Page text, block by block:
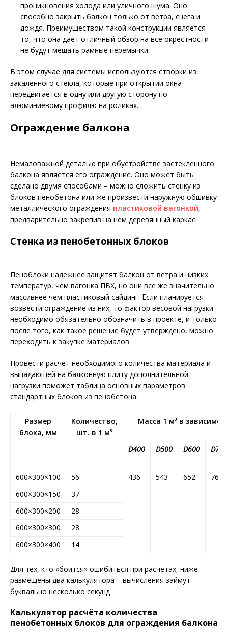
проникновения холода или уличного шума. Оно
способно закрыть балкон только от ветра, снега и
дождя. Преимуществом такой конструкции является
то, что она дает отличный обзор на все окрестности –
не будут мешать рамные перемычки.
В этом случае для системы используются створки из
закаленного стекла, которые при открытии окна
передвигается в одну или другую сторону по
алюминиевому профилю на роликах.
Ограждение балкона
Немаловажной деталью при обустройстве застекленного
балкона является его ограждение. Оно может быть
сделано двумя способами – можно сложить стенку из
блоков пенобетона или же произвести наружную обшивку
металлического ограждения пластиковой вагонкой,
предварительно закрепив на нем деревянный каркас.
Стенка из пенобетонных блоков
Пеноблоки надежнее защитят балкон от ветра и низких
температур, чем вагонка ПВХ, но они все же значительно
массивнее чем пластиковый сайдинг. Если планируется
возвести ограждение из них, то фактор весовой нагрузки
необходимо обязательно обозначить в проекте, и только
после того, как такое решение будет утверждено, можно
переходить к закупке материалов.
Провести расчет необходимого количества материала и
выпадающей на балконную плиту дополнительной
нагрузки поможет таблица основных параметров
стандартных блоков из пенобетона:
Размер
блока, мм
Количество,
шт. в 1 м³
Масса 1 м³ в
D400 D500 D600 D700
600×300×100 56 436 543 652
761
600×300×150
37
600×300×200
28
600×300×300
28
600×300×400
14
Для тех, кто «боится» ошибиться при расчётах, ниже
размещены два калькулятора – вычисления займут
буквально несколько секунд
Калькулятор расчёта количества
пенобетонных блоков для ограждения балкона